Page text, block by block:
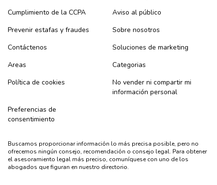
Cumplimiento de la CCPA
Aviso al público
Prevenir estafas y fraudes
Sobre nosotros
Contáctenos
Soluciones de marketing
Areas
Categorias
Política de cookies
No vender ni compartir mi
información personal
Preferencias de
consentimiento
Buscamos proporcionar información lo más precisa posible, pero no
ofrecemos ningún consejo, recomendación o consejo legal. Para obtener
el asesoramiento legal más preciso, comuníquese con uno de los
abogados que figuran en nuestro directorio.